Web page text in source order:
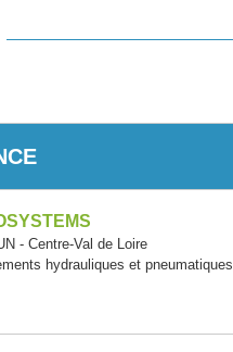
- Centre-Val de Loire
hydrauliques et pneumatiques